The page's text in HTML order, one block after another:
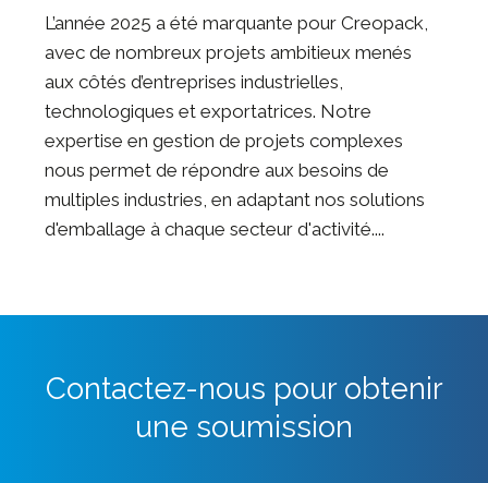
L’année 2025 a été marquante pour Creopack,
avec de nombreux projets ambitieux menés
aux côtés d’entreprises industrielles,
technologiques et exportatrices. Notre
expertise en gestion de projets complexes
nous permet de répondre aux besoins de
multiples industries, en adaptant nos solutions
d'emballage à chaque secteur d'activité....
Contactez-nous pour obtenir
une soumission